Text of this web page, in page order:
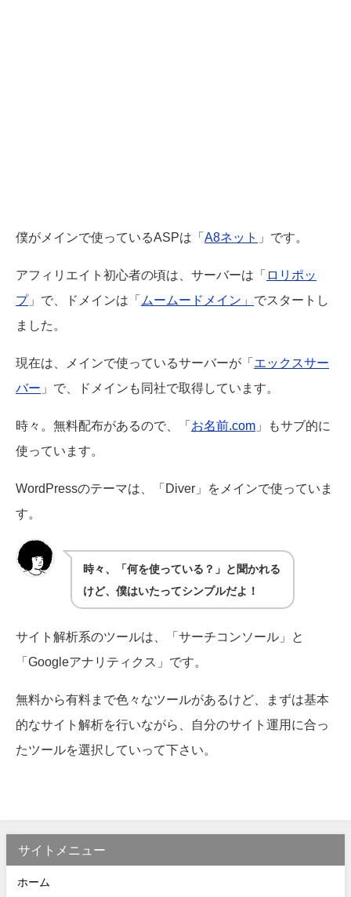
僕がメインで使っているASPは「 A8ネット 」です。
アフィリエイト初心者の頃は、サーバーは「 ロリポッ
プ」で、ドメインは「 ムームードメイン」 でスタートし
ました。
現在は、メインで使っているサーバーが「 エックスサー
バー 」で、ドメインも同社で取得しています。
時々。無料配布があるので、「 お名前.com 」もサブ的に
使っています。
WordPressのテーマは、「Diver」をメインで使っていま
す。
時々、「何を使っている？」と聞かれる
けど、僕はいたってシンプルだよ！
サイト解析系のツールは、「サーチコンソール」と
「Googleアナリティクス」です。
無料から有料まで色々なツールがあるけど、まずは基本
的なサイト解析を行いながら、自分のサイト運用に合っ
たツールを選択していって下さい。
サイトメニュー
ホーム